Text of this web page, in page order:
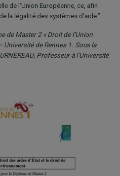
de l’Union Européenne, ce, afin
la légalité des systèmes d’aide.”
de Master 2 « Droit de l’Union
Université de Rennes 1. Sous la
Professeur à l’Université